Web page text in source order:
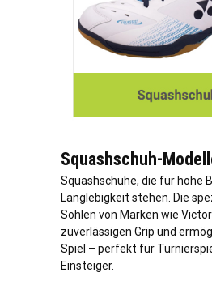
Squashschuh-
Squashschuhe, die für hohe
Langlebigkeit stehen. Die
Sohlen von Marken wie
zuverlässigen Grip und
Spiel – perfekt für
Einsteiger.